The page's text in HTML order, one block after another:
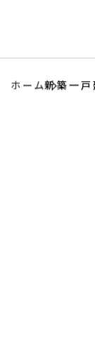
ホーム新築一戸